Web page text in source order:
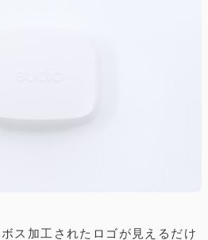
ス加工されたロゴが見えるだけ